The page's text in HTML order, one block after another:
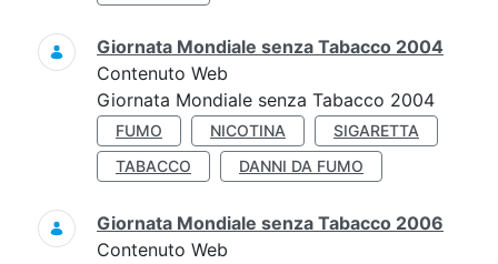
Giornata Mondiale senza Tabacco 2004
Contenuto Web
Giornata Mondiale senza Tabacco 2004
FUMO NICOTINA
SIGARETTA
TABACCO
DANNI DA FUMO
Giornata Mondiale senza Tabacco 2006
Contenuto Web